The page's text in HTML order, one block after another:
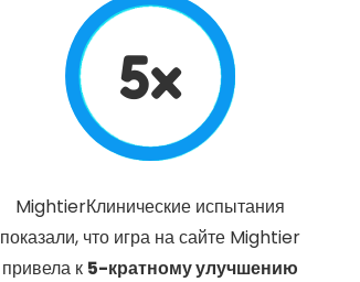
5x
MightierКлинические испытания
показали, что игра на сайте Mightier
привела к 5-кратному улучшению